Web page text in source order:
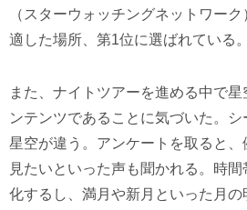
（スターウォッチングネットワー
適した場所、第1位に選ばれている。
また、ナイトツアーを進める中で
ンテンツであることに気づいた。
星空が違う。アンケートを取ると
見たいといった声も聞かれる。時
化するし、満月や新月といった月